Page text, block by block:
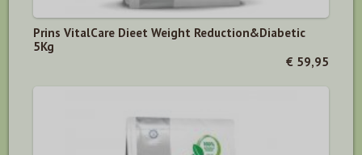
Prins VitalCare Dieet Weight Reduction&Diabetic
5Kg
€ 59,95